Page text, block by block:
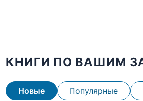
КНИГИ ПО ВАШИМ
Новые Популярные